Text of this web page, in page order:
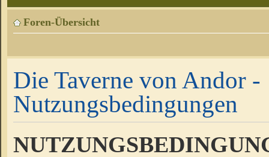
Foren-Übersicht
Die Taverne von Andor -
Nutzungsbedingungen